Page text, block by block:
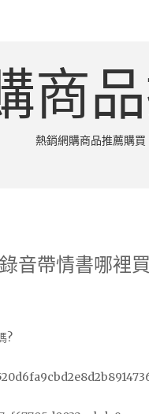
商
熱銷網購商品推薦購買
音帶情書哪裡買
?